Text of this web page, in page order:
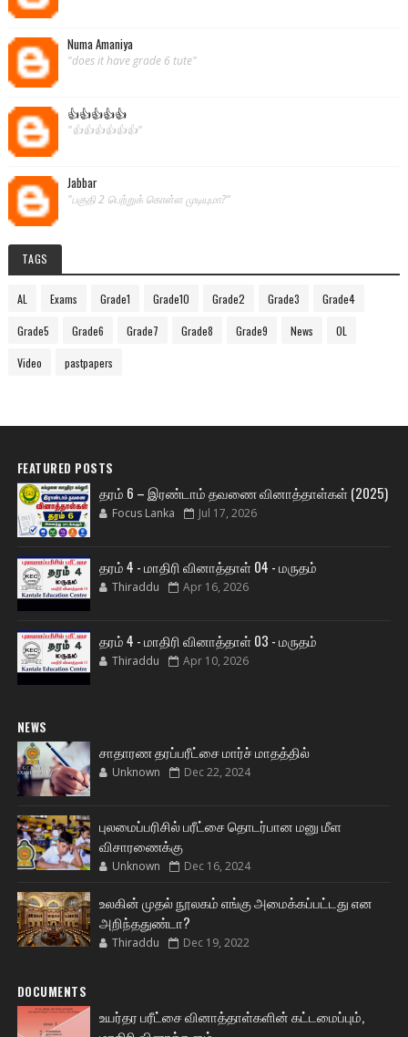
Numa Amaniya
"does it have grade 6 tute"
👍👍👍👍👍
"👍👍👍👍👍👍"
Jabbar
"பகுதி 2 பெற்றுக் கொள்ள முடியுமா?"
TAGS
AL Exams Grade1 Grade10 Grade2 Grade3 Grade4
Grade5 Grade6 Grade7 Grade8 Grade9 News OL
Video pastpapers
FEATURED POSTS
தரம் 6 – இரண்டாம் தவணை வினாத்தாள்கள் (2025)
Focus Lanka Jul 17, 2026
தரம் 4 - மாதிரி வினாத்தாள் 04 - மருதம்
Thiraddu Apr 16, 2026
தரம் 4 - மாதிரி வினாத்தாள் 03 - மருதம்
Thiraddu Apr 10, 2026
NEWS
சாதாரண தரப்பரீட்சை மார்ச் மாதத்தில்
Unknown Dec 22, 2024
புலமைப்பரிசில் பரீட்சை தொடர்பான மனு மீள
விசாரணைக்கு
Unknown Dec 16, 2024
உலகின் முதல் நூலகம் எங்கு அமைக்கப்பட்டது என
அறிந்ததுண்டா?
Thiraddu Dec 19, 2022
DOCUMENTS
உயர்தர பரீட்சை வினாத்தாள்களின் கட்டமைப்பும்,